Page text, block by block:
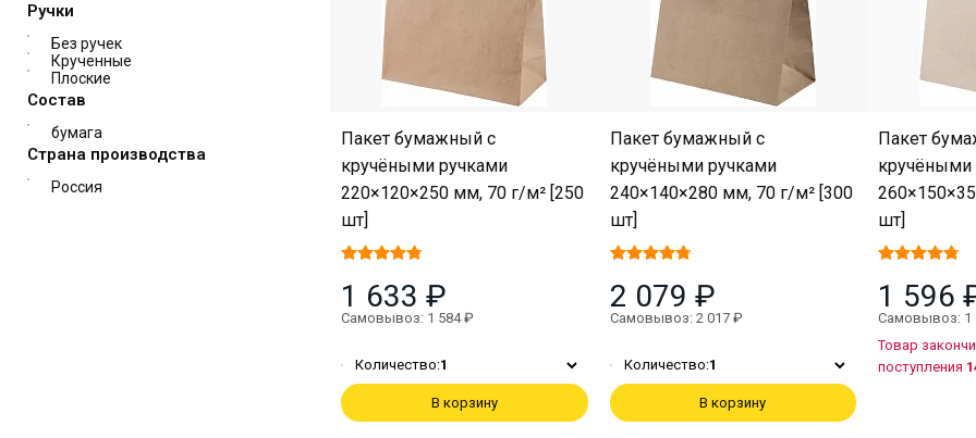
Ручки
Без ручек
Крученные
Плоские
Состав
бумага
Страна производства
Россия
Пакет бумажный с
кручёными ручками
220×120×250 мм, 70 г/м² [250
шт]
1 633 ₽
Самовывоз: 1 584 ₽
Количество:1
В корзину
Пакет бумажный с
кручёными ручками
240×140×280 мм, 70 г/м² [300
шт]
2 079 ₽
Самовывоз: 2 017 ₽
Количество:1
В корзину
Пакет
кручёными
шт]
1 596
Самовывоз: 1
Товар
поступления